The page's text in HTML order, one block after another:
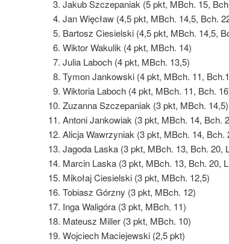
Jakub Szczepaniak (5 pkt, MBch. 15,
Jan Więcław (4,5 pkt, MBch. 14,5, Bch.
Bartosz Ciesielski (4,5 pkt, MBch. 14,5,
Wiktor Wakulik (4 pkt, MBch. 14)
Julia Laboch (4 pkt, MBch. 13,5)
Tymon Jankowski (4 pkt, MBch. 11,
Wiktoria Laboch (4 pkt, MBch. 11, Bch.
Zuzanna Szczepaniak (3 pkt, MBch. 14,5)
Antoni Jankowiak (3 pkt, MBch. 14, Bch.
Alicja Wawrzyniak (3 pkt, MBch. 14, Bch.
Jagoda Laska (3 pkt, MBch. 13, Bch. 20,
Marcin Laska (3 pkt, MBch. 13, Bch. 20,
Mikołaj Ciesielski (3 pkt, MBch. 12,5)
Tobiasz Górzny (3 pkt, MBch. 12)
Inga Waligóra (3 pkt, MBch. 11)
Mateusz Miller (3 pkt, MBch. 10)
Wojciech Maciejewski (2,5 pkt)